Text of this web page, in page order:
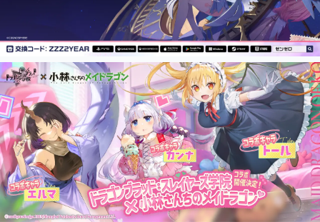
ピックアップ
電ファミのいま読まれている記事ランキング
アプリセール情報
インタビュー
連載・特集一覧